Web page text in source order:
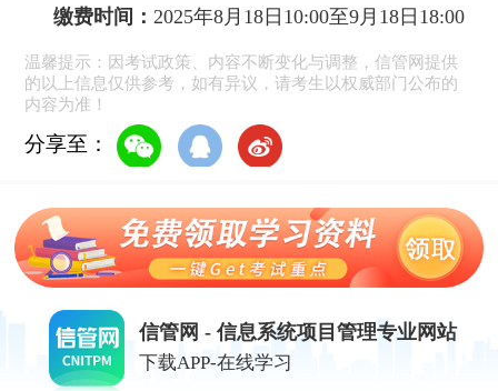
缴费时间： 2025年8月18日10:00至9月18日18:00
温馨提示：因考试政策、内容不断变化与调整，信管网提供
的以上信息仅供参考，如有异议，请考生以权威部门公布的
内容为准！
分享至：
信管网 - 信息系统项目管理专业网站
下载APP-在线学习